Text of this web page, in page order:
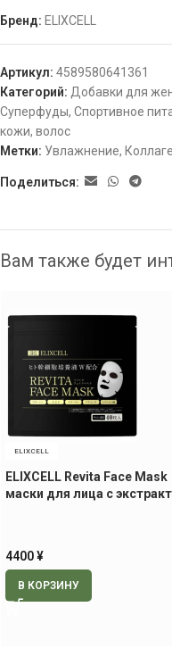
Бренд: ELIXCELL
Артикул: 4589580641361
Категорий: Добавки для
Суперфуды, Спортивное
кожи, волос
Метки: Увлажнение,
Поделиться:
Вам также будет
ELIXCELL
ELIXCELL Revita Face Mask
маски для лица с
4400¥
В КОРЗИНУ